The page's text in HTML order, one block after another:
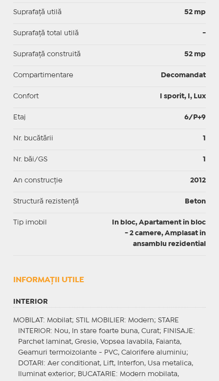
Suprafaţă utilă 52 mp
Suprafaţă total utilă -
Suprafaţă construită 52 mp
Compartimentare Decomandat
Confort I sporit, I, Lux
Etaj 6/P+9
Nr. bucătării 1
Nr. băi/GS 1
An construcție 2012
Structură rezistență Beton
Tip imobil
In bloc, Apartament in bloc
- 2 camere, Amplasat in
ansamblu rezidential
INFORMAŢII UTILE
INTERIOR
MOBILAT : Mobilat; STIL MOBILIER: Modern; STARE
INTERIOR: Nou, In stare foarte buna, Curat; FINISAJE :
Parchet laminat, Gresie, Vopsea lavabila, Faianta,
Geamuri termoizolante - PVC, Calorifere aluminiu;
DOTARI : Aer conditionat, Lift, Interfon, Usa metalica,
Iluminat exterior; BUCATARIE : Modern mobilata,